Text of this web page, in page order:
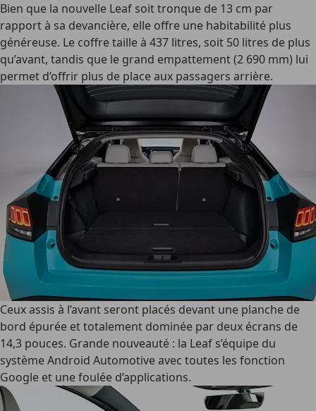
Bien que la nouvelle Leaf soit tronque de 13 cm par
rapport à sa devancière, elle offre une habitabilité plus
généreuse. Le coffre taille à 437 litres, soit 50 litres de plus
qu’avant, tandis que le grand empattement (2 690 mm) lui
permet d’offrir plus de place aux passagers arrière.
Ceux assis à l’avant seront placés devant une planche de
bord épurée et totalement dominée par deux écrans de
14,3 pouces. Grande nouveauté : la Leaf s’équipe du
système Android Automotive avec toutes les fonction
Google et une foulée d’applications.